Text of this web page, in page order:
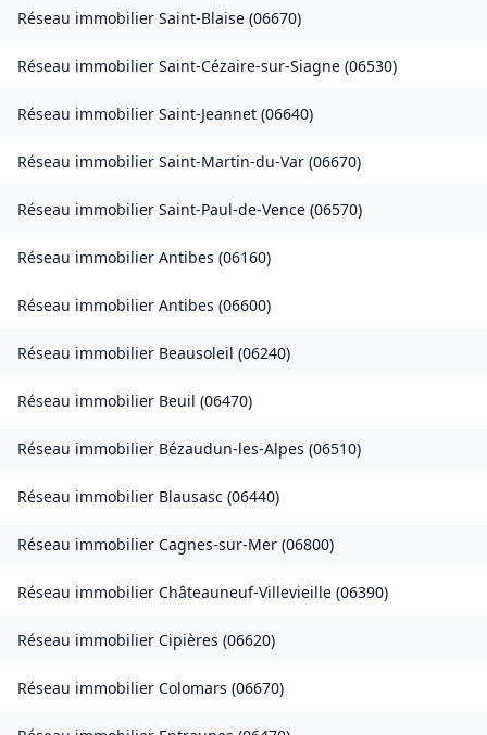
Réseau immobilier Saint-Blaise (06670)
Réseau immobilier Saint-Cézaire-sur-Siagne (06530)
Réseau immobilier Saint-Jeannet (06640)
Réseau immobilier Saint-Martin-du-Var (06670)
Réseau immobilier Saint-Paul-de-Vence (06570)
Réseau immobilier Antibes (06160)
Réseau immobilier Antibes (06600)
Réseau immobilier Beausoleil (06240)
Réseau immobilier Beuil (06470)
Réseau immobilier Bézaudun-les-Alpes (06510)
Réseau immobilier Blausasc (06440)
Réseau immobilier Cagnes-sur-Mer (06800)
Réseau immobilier Châteauneuf-Villevieille (06390)
Réseau immobilier Cipières (06620)
Réseau immobilier Colomars (06670)